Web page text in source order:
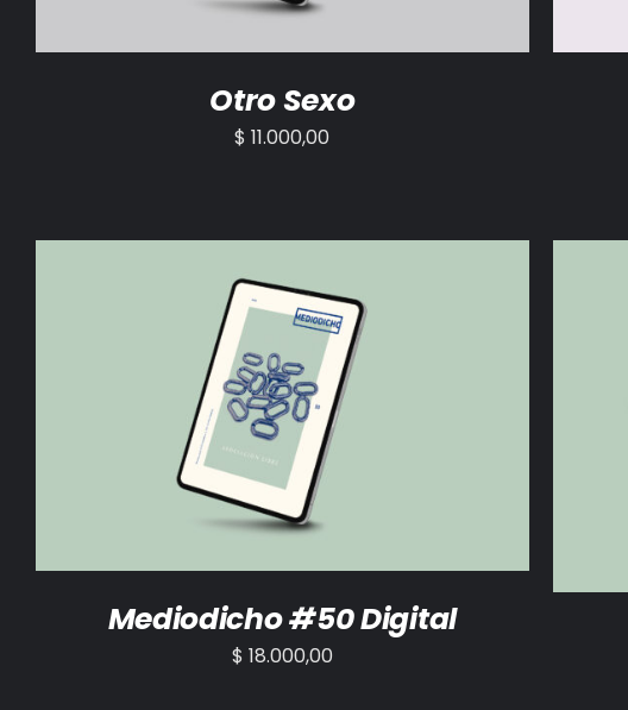
Otro Sexo
$ 11.000,00
AÑADIR AL CARRITO /
Mediodicho #50 Digital
$ 18.000,00